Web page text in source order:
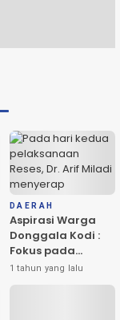
DAERAH
Aspirasi Warga
Donggala Kodi :
Fokus pada
Penerangan dan
1 tahun yang lalu